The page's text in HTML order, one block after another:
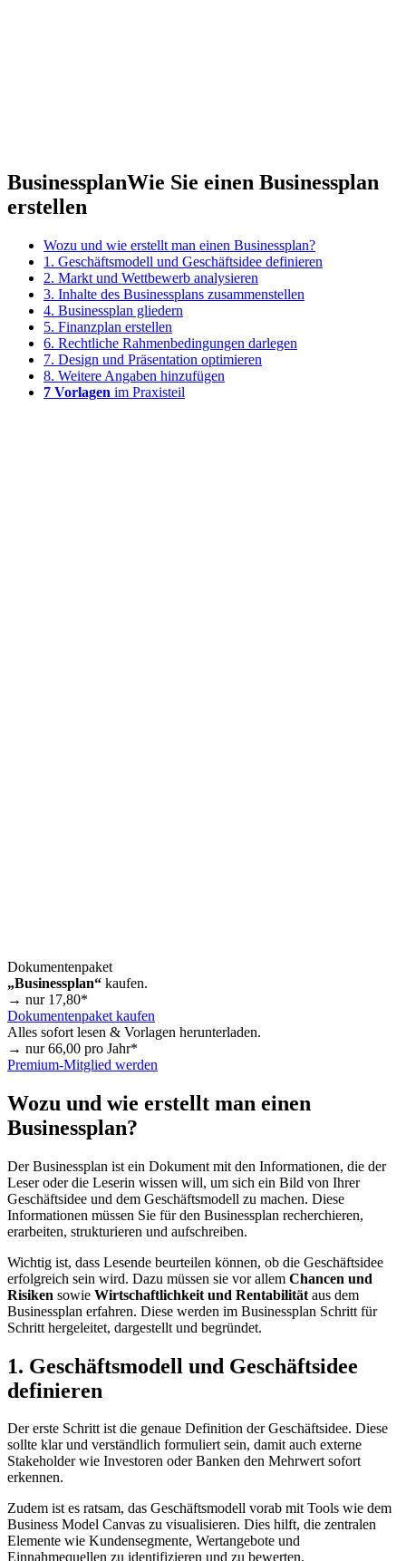
BusinessplanWie Sie einen Businessplan
erstellen
Wozu und wie erstellt man einen Businessplan?
1. Geschäftsmodell und Geschäftsidee definieren
2. Markt und Wettbewerb analysieren
3. Inhalte des Businessplans zusammenstellen
4. Businessplan gliedern
5. Finanzplan erstellen
6. Rechtliche Rahmenbedingungen darlegen
7. Design und Präsentation optimieren
8. Weitere Angaben hinzufügen
7 Vorlagen im Praxisteil
Dokumentenpaket
„Businessplan“ kaufen.
→ nur 17,80*
Dokumentenpaket kaufen
Alles sofort lesen & Vorlagen herunterladen.
→ nur66,00 pro Jahr*
Premium-Mitglied werden
Wozu und wie erstellt man einen
Businessplan?
Der Businessplan ist ein Dokument mit den Informationen, die der
Leser oder die Leserin wissen will, um sich ein Bild von Ihrer
Geschäftsidee und dem Geschäftsmodell zu machen. Diese
Informationen müssen Sie für den Businessplan recherchieren,
erarbeiten, strukturieren und aufschreiben.
Wichtig ist, dass Lesende beurteilen können, ob die Geschäftsidee
erfolgreich sein wird. Dazu müssen sie vor allem Chancen und
Risiken sowie Wirtschaftlichkeit und Rentabilität aus dem
Businessplan erfahren. Diese werden im Businessplan Schritt für
Schritt hergeleitet, dargestellt und begründet.
1. Geschäftsmodell und Geschäftsidee
definieren
Der erste Schritt ist die genaue Definition der Geschäftsidee. Diese
sollte klar und verständlich formuliert sein, damit auch externe
Stakeholder wie Investoren oder Banken den Mehrwert sofort
erkennen.
Zudem ist es ratsam, das Geschäftsmodell vorab mit Tools wie dem
Business Model Canvas zu visualisieren. Dies hilft, die zentralen
Elemente wie Kundensegmente, Wertangebote und
Einnahmequellen zu identifizieren und zu bewerten.